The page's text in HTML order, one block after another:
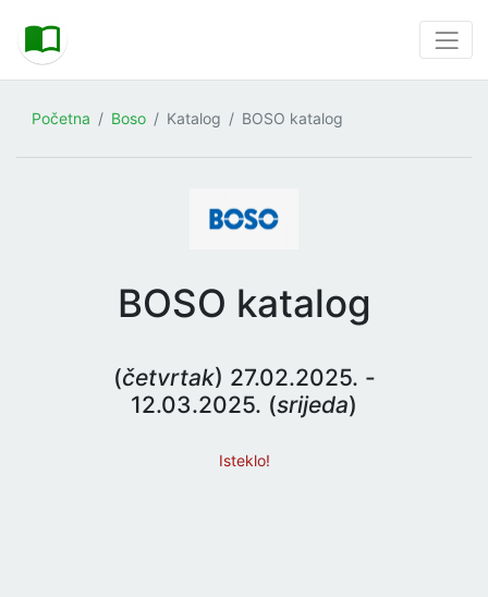
Početna Boso Katalog BOSO katalog
BOSO katalog
(četvrtak) 27.02.2025. -
12.03.2025. (srijeda)
Isteklo!